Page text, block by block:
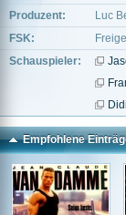
Produzent:
Luc
FSK:
Schauspieler:
Empfohlene